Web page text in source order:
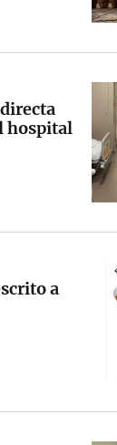
hospital
a